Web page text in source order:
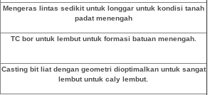
Mengeras lintas sedikit untuk longgar untuk kondisi tanah
padat menengah
TC bor untuk lembut untuk formasi batuan menengah.
Casting bit liat dengan geometri dioptimalkan untuk sangat
lembut untuk caly lembut.